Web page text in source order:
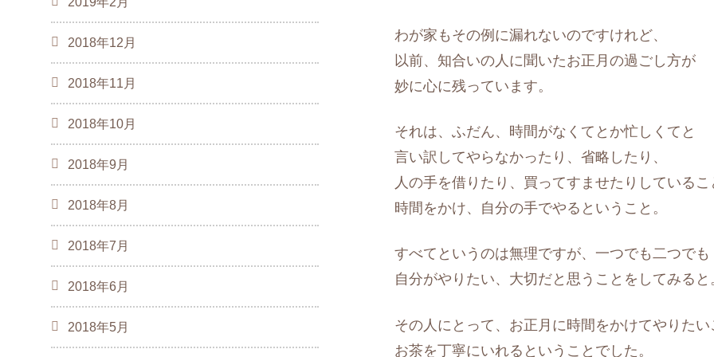
わが家もその例に漏れないのですけれど、
以前、知合いの人に聞いたお正月の過ごし方が
妙に心に残っています。
それは、ふだん、時間がなくてとか忙しくてと
言い訳してやらなかったり、省略したり、
人の手を借りたり、買ってすませたりしているこ
時間をかけ、自分の手でやるということ。
すべてというのは無理ですが、一つでも二つでも
自分がやりたい、大切だと思うことをしてみると
その人にとって、お正月に時間をかけてやりたい
お茶を丁寧にいれるということでした。
2018年12月
2018年11月
2018年10月
2018年9月
2018年8月
2018年7月
2018年6月
2018年5月